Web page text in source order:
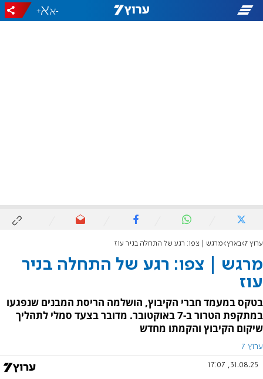
-
+
ערוץ 7 בארץ מרגש | צפו: רגע של התחלה בניר עוז
מרגש | צפו: רגע של התחלה בניר
עוז
בטקס במעמד חברי הקיבוץ, הושלמה הריסת המבנים שנפגעו
במתקפת הטרור ב-7 באוקטובר. מדובר בצעד סמלי לתהליך
שיקום הקיבוץ והקמתו מחדש
ערוץ 7
31.08.25, 17:07